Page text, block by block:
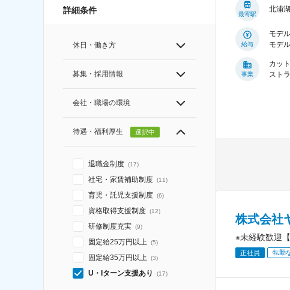
詳細条件
休日・働き方
募集・採用情報
会社・職場の環境
待遇・福利厚生 選択中
退職金制度 (17)
社宅・家賃補助制度 (11)
育児・託児支援制度 (6)
資格取得支援制度 (12)
研修制度充実 (9)
固定給25万円以上 (5)
固定給35万円以上 (3)
U・Iターン支援あり (17)
最寄駅
北浦
給与
モデ
モデ
事業
カッ
スト
株式会社
※未経験歓迎
正社員 転勤